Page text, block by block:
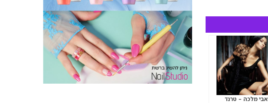
אבי מלכה – טרנד